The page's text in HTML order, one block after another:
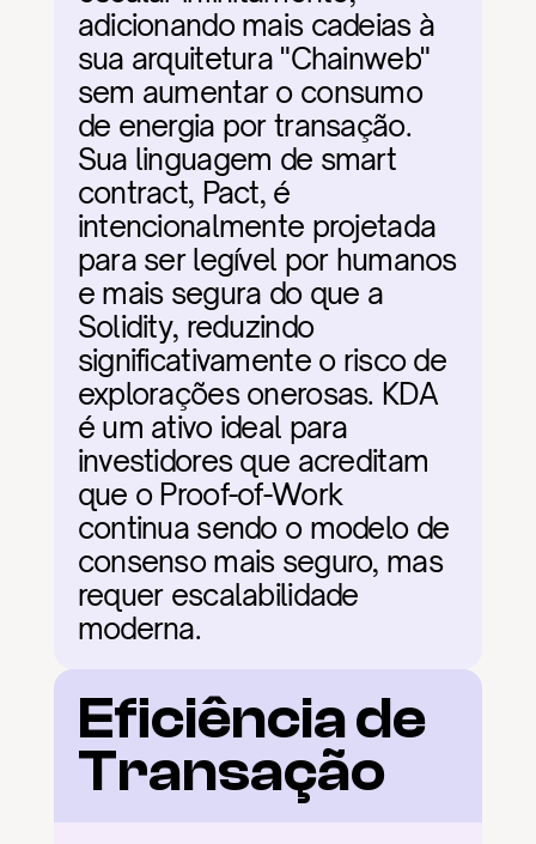
adicionando mais cadeias à
sua arquitetura "Chainweb"
sem aumentar o consumo
de energia por transação.
Sua linguagem de smart
contract, Pact, é
intencionalmente projetada
para ser legível por humanos
e mais segura do que a
Solidity, reduzindo
significativamente o risco de
explorações onerosas. KDA
é um ativo ideal para
investidores que acreditam
que o Proof-of-Work
continua sendo o modelo de
consenso mais seguro, mas
requer escalabilidade
moderna.
Eficiência de
Transação